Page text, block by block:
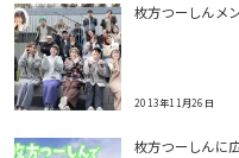
枚方つーしんメ
2013年11月26日
枚方つーしんに